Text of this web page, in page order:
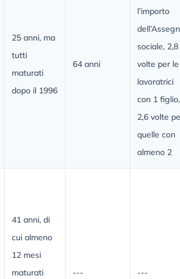
25 anni, ma
tutti
maturati
dopo il 1996
64 anni
l’importo
sociale, 2,8
volte per le
lavoratrici
con 1 figlio,
2,6 volte
quelle con
almeno 2
41 anni, di
cui almeno
12 mesi
maturati
--- ---